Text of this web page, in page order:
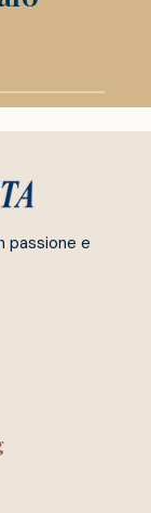
passione e